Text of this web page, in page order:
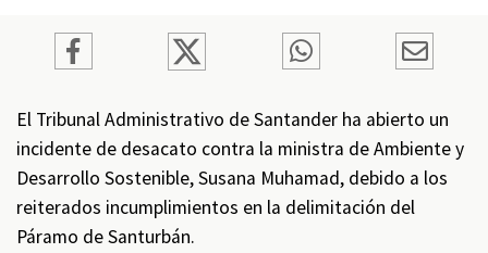
El Tribunal Administrativo de Santander ha abierto un
incidente de desacato contra la ministra de Ambiente y
Desarrollo Sostenible, Susana Muhamad, debido a los
reiterados incumplimientos en la delimitación del
Páramo de Santurbán.